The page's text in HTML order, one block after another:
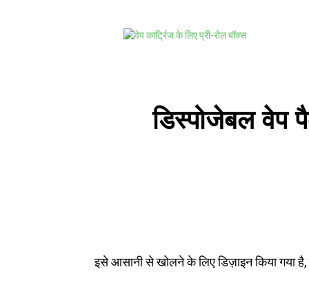
डिस्पोजेबल वेप
इसे आसानी से खोलने के लिए डिज़ाइन किया गया है,